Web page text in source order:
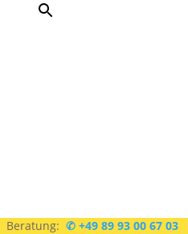
Beratung: ✆ +49 89 93 00 67 03